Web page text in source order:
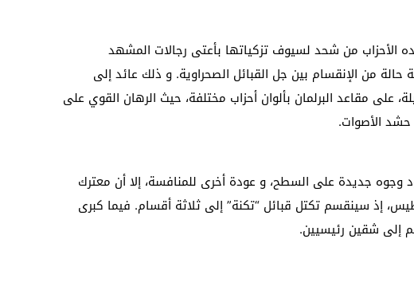
الأحزاب من شحد لسيوف تزكياتها بأعتى رجالات المشهد
من الإنقسام بين جل القبائل الصحراوية. و ذلك عائد إلى
على مقاعد البرلمان بألوان أحزاب مختلفة، حيث الرهان القوي على
حشد الأصوات.
جديدة على السطح، و عودة أخرى للمنافسة، إلا أن معترك
إذ سينقسم تكتل قبائل “تكنة” إلى ثلاثة أقسام. فيما كبرى
إلى شقين رئيسيين.